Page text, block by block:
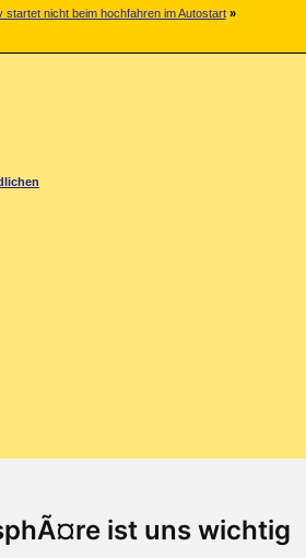
ist uns wichtig
startet nicht beim hochfahren im Autostart »